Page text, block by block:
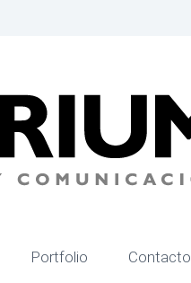
Portfolio Contacto